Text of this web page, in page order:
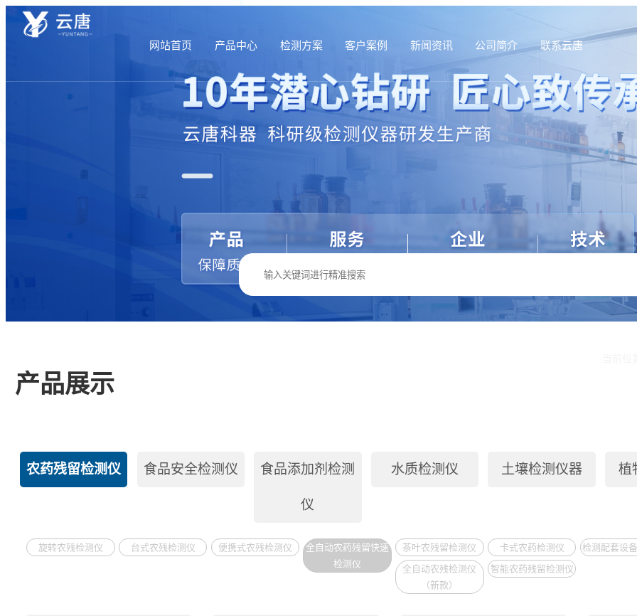
网站首页 产品中心 检测方案 客户案例 新闻资讯 公司简介 联系云唐
产品展示
农药残留检测仪 食品安全检测仪 食品添加剂检测
仪
水质检测仪 土壤检测仪器 植
旋转农残检测仪 台式农残检测仪 便携式农残检测仪
全自动农药残留快速
检测仪
茶叶农残留检测仪 卡式农药检测仪 检测配套设
全自动农残检测仪
（新款）
智能农药残留检测仪